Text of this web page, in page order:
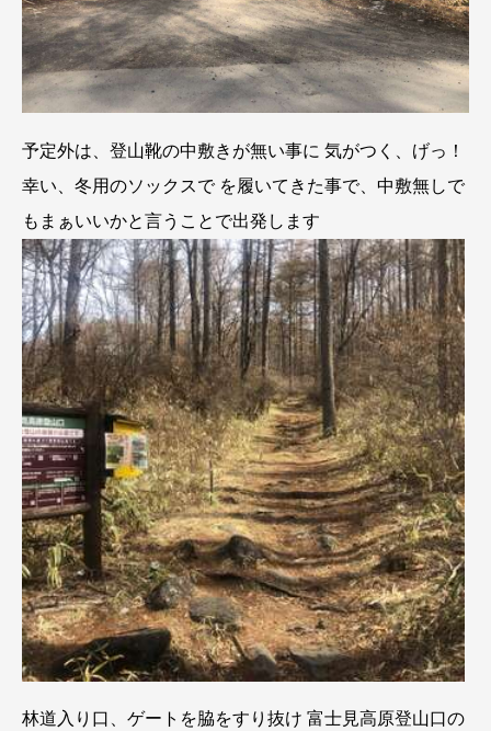
予定外は、登山靴の中敷きが無い事に 気がつく、げっ！
幸い、冬用のソックスで を履いてきた事で、中敷無しで
もまぁいいかと言うことで出発します
林道入り口、ゲートを脇をすり抜け 富士見高原登山口の